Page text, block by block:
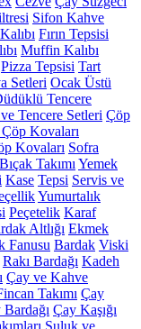
Sifon Kahve
Fırın Tepsisi
Muffin Kalıbı
Pizza Tepsisi Tart
Setleri Ocak Üstü
Tencere
Tencere Setleri Çöp
Kovaları
Kovaları Sofra
Takımı Yemek
Kase Tepsi Servis ve
Yumurtalık
Peçetelik Karaf
Altlığı Ekmek
Fanusu Bardak Viski
Rakı Bardağı Kadeh
Çay ve Kahve
Takımı Çay
Çay Kaşığı
Suluk ve